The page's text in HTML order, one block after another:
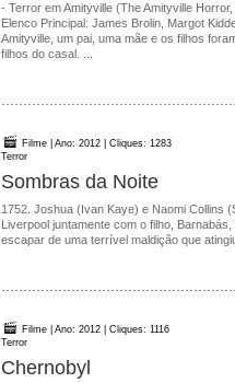
- Terror em Amityville (The Amityville
Elenco Principal: James Brolin, Margot
Amityville, um pai, uma mãe e os filhos
filhos do casal. ...
Filme | Ano: 2012 | Cliques: 1283
Terror
Sombras da Noite
1752. Joshua (Ivan Kaye) e Naomi Collins
Liverpool juntamente com o filho,
escapar de uma terrível maldição que
Filme | Ano: 2012 | Cliques: 1116
Terror
Chernobyl